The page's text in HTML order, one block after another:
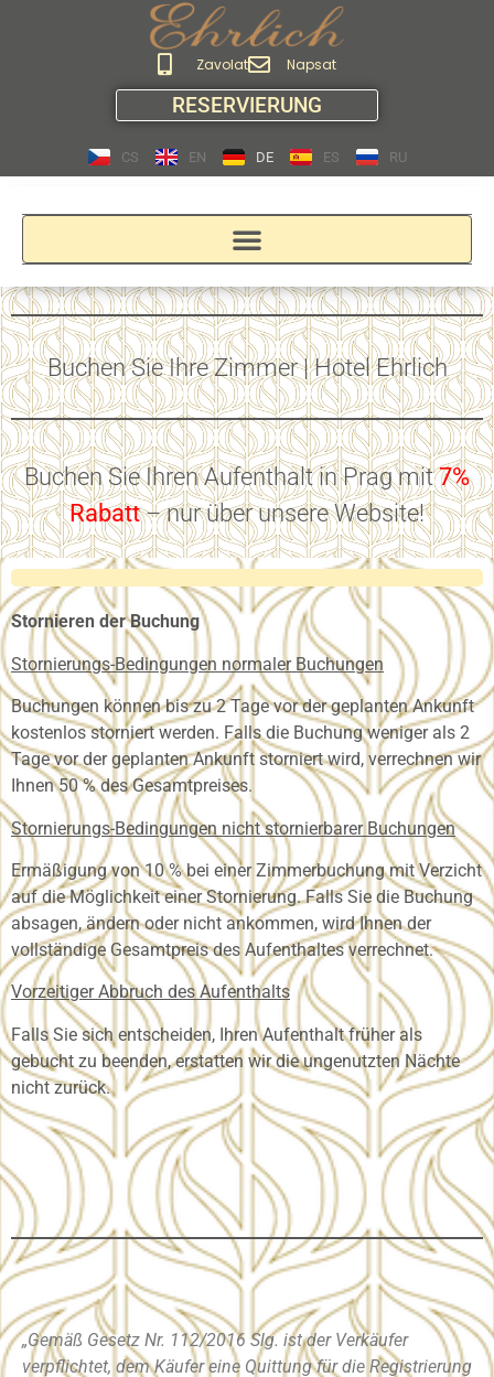
Zavolat Napsat
RESERVIERUNG
CS EN DE ES RU
Buchen Sie Ihre Zimmer | Hotel Ehrlich
Buchen Sie Ihren Aufenthalt in Prag mit7%
Rabatt– nur über unsere Website!
Stornieren der Buchung
Stornierungs-Bedingungen normaler Buchungen
Buchungen können bis zu 2 Tage vor der geplanten Ankunft
kostenlos storniert werden. Falls die Buchung weniger als 2
Tage vor der geplanten Ankunft storniert wird, verrechnen wir
Ihnen 50 % des Gesamtpreises.
Stornierungs-Bedingungen nicht stornierbarer Buchungen
Ermäßigung von 10 % bei einer Zimmerbuchung mit Verzicht
auf die Möglichkeit einer Stornierung. Falls Sie die Buchung
absagen, ändern oder nicht ankommen, wird Ihnen der
vollständige Gesamtpreis des Aufenthaltes verrechnet.
Vorzeitiger Abbruch des Aufenthalts
Falls Sie sich entscheiden, Ihren Aufenthalt früher als
gebucht zu beenden, erstatten wir die ungenutzten Nächte
nicht zurück.
„Gemäß Gesetz Nr. 112/2016 Slg. ist der Verkäufer
verpflichtet, dem Käufer eine Quittung für die Registrierung